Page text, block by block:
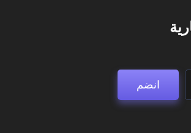
انضم